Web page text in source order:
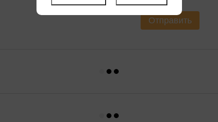
Отправить